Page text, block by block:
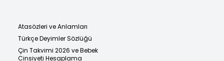
Atasözleri ve Anlamları
Türkçe Deyimler Sözlüğü
Çin Takvimi 2026 ve Bebek
Cinsiyeti Hesaplama